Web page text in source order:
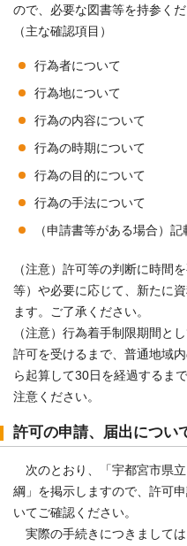
ので、必要な図書等を持参くだ
（主な確認項目）
行為者について
行為地について
行為の内容について
行為の時期について
行為の目的について
行為の手法について
（申請書等がある場合）
（注意）許可等の判断に時間
等）や必要に応じて、新たに
ます。ご了承ください。
（注意）行為着手制限期間と
許可を受けるまで、普通地域
ら起算して30日を経過するま
注意ください。
許可の申請、届出につい
次のとおり、「宇都宮市県
綱」を掲示しますので、許可
いてご確認ください。
実際の手続きにつきまして